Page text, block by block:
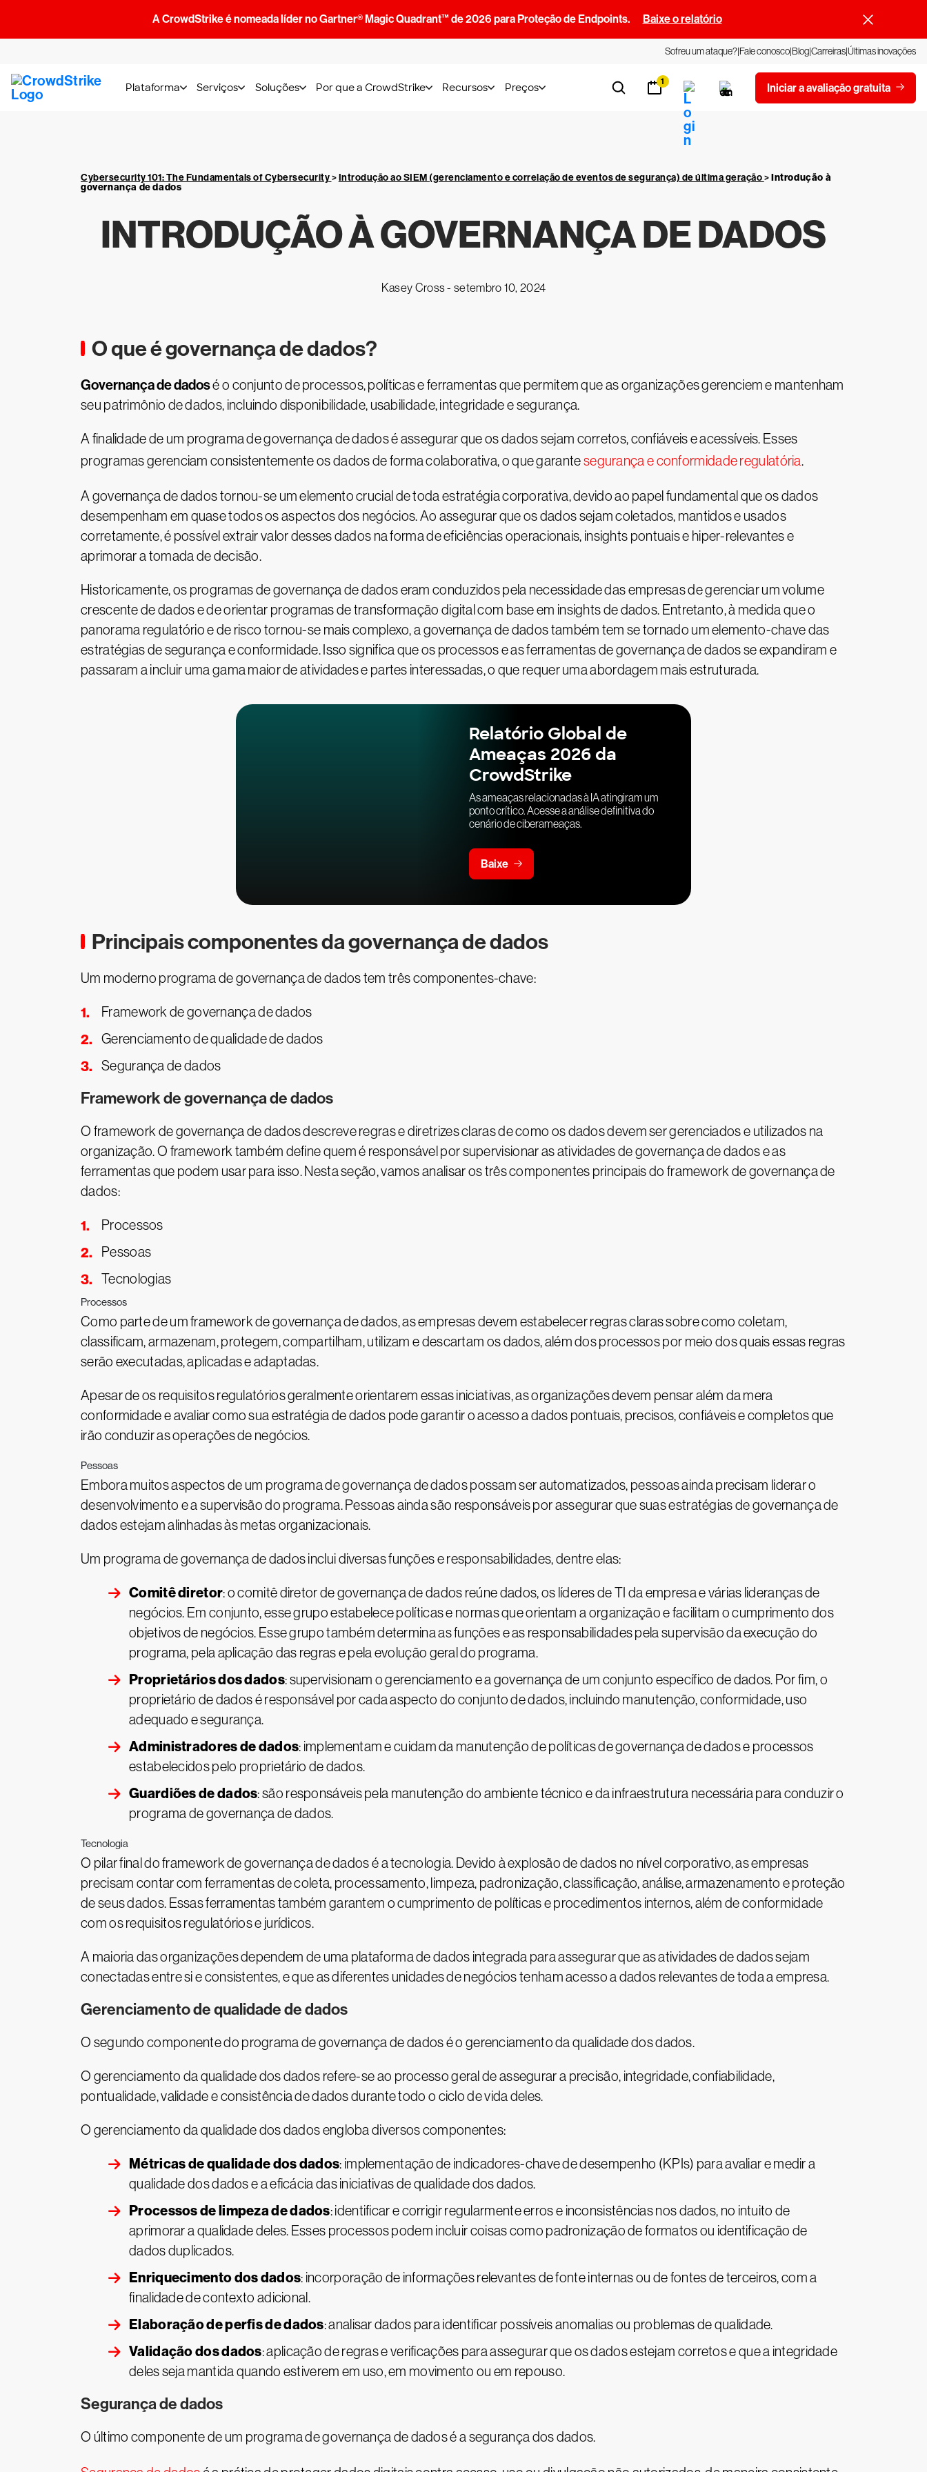
A CrowdStrike é nomeada líder no Gartner® Magic Quadrant™ de 2026 para Proteção de Endpoints. Baixe o relatório
Sofreu um ataque?Fale conoscoBlogCarreirasÚltimas inovações
Plataforma Serviços Soluções Por que a CrowdStrike Recursos Preços 1 Iniciar a avaliação gratuita
Cybersecurity 101: The Fundamentals of Cybersecurity>Introdução ao SIEM (gerenciamento e correlação de eventos de segurança) de última geração>Introdução à
governança de dados
INTRODUÇÃO À GOVERNANÇA DE DADOS
Kasey Cross -setembro 10, 2024
O que é governança de dados?
Governança de dadosé o conjunto de processos, políticas e ferramentas que permitem que as organizações gerenciem e mantenham
seu patrimônio de dados, incluindo disponibilidade, usabilidade, integridade e segurança.
A finalidade de um programa de governança de dados é assegurar que os dados sejam corretos, confiáveis e acessíveis. Esses
programas gerenciam consistentemente os dados de forma colaborativa, o que garantesegurança e conformidade regulatória.
A governança de dados tornou-se um elemento crucial de toda estratégia corporativa, devido ao papel fundamental que os dados
desempenham em quase todos os aspectos dos negócios. Ao assegurar que os dados sejam coletados, mantidos e usados
corretamente, é possível extrair valor desses dados na forma de eficiências operacionais, insights pontuais e hiper-relevantes e
aprimorar a tomada de decisão.
Historicamente, os programas de governança de dados eram conduzidos pela necessidade das empresas de gerenciar um volume
crescente de dados e de orientar programas de transformação digital com base em insights de dados. Entretanto, à medida que o
panorama regulatório e de risco tornou-se mais complexo, a governança de dados também tem se tornado um elemento-chave das
estratégias de segurança e conformidade. Isso significa que os processos e as ferramentas de governança de dados se expandiram e
passaram a incluir uma gama maior de atividades e partes interessadas, o que requer uma abordagem mais estruturada.
Relatório Global de
Ameaças 2026 da
CrowdStrike
As ameaças relacionadas à IA atingiram um
ponto crítico. Acesse a análise definitiva do
cenário de ciberameaças.
Baixe
Principais componentes da governança de dados
Um moderno programa de governança de dados tem três componentes-chave:
Framework de governança de dados
Gerenciamento de qualidade de dados
Segurança de dados
Framework de governança de dados
O framework de governança de dados descreve regras e diretrizes claras de como os dados devem ser gerenciados e utilizados na
organização. O framework também define quem é responsável por supervisionar as atividades de governança de dados e as
ferramentas que podem usar para isso. Nesta seção, vamos analisar os três componentes principais do framework de governança de
dados:
Processos
Pessoas
Tecnologias
Processos
Como parte de um framework de governança de dados, as empresas devem estabelecer regras claras sobre como coletam,
classificam, armazenam, protegem, compartilham, utilizam e descartam os dados, além dos processos por meio dos quais essas regras
serão executadas, aplicadas e adaptadas.
Apesar de os requisitos regulatórios geralmente orientarem essas iniciativas, as organizações devem pensar além da mera
conformidade e avaliar como sua estratégia de dados pode garantir o acesso a dados pontuais, precisos, confiáveis e completos que
irão conduzir as operações de negócios.
Pessoas
Embora muitos aspectos de um programa de governança de dados possam ser automatizados, pessoas ainda precisam liderar o
desenvolvimento e a supervisão do programa. Pessoas ainda são responsáveis por assegurar que suas estratégias de governança de
dados estejam alinhadas às metas organizacionais.
Um programa de governança de dados inclui diversas funções e responsabilidades, dentre elas:
Comitê diretor: o comitê diretor de governança de dados reúne dados, os líderes de TI da empresa e várias lideranças de
negócios. Em conjunto, esse grupo estabelece políticas e normas que orientam a organização e facilitam o cumprimento dos
objetivos de negócios. Esse grupo também determina as funções e as responsabilidades pela supervisão da execução do
programa, pela aplicação das regras e pela evolução geral do programa.
Proprietários dos dados: supervisionam o gerenciamento e a governança de um conjunto específico de dados. Por fim, o
proprietário de dados é responsável por cada aspecto do conjunto de dados, incluindo manutenção, conformidade, uso
adequado e segurança.
Administradores de dados: implementam e cuidam da manutenção de políticas de governança de dados e processos
estabelecidos pelo proprietário de dados.
Guardiões de dados: são responsáveis pela manutenção do ambiente técnico e da infraestrutura necessária para conduzir o
programa de governança de dados.
Tecnologia
O pilar final do framework de governança de dados é a tecnologia. Devido à explosão de dados no nível corporativo, as empresas
precisam contar com ferramentas de coleta, processamento, limpeza, padronização, classificação, análise, armazenamento e proteção
de seus dados. Essas ferramentas também garantem o cumprimento de políticas e procedimentos internos, além de conformidade
com os requisitos regulatórios e jurídicos.
A maioria das organizações dependem de uma plataforma de dados integrada para assegurar que as atividades de dados sejam
conectadas entre si e consistentes, e que as diferentes unidades de negócios tenham acesso a dados relevantes de toda a empresa.
Gerenciamento de qualidade de dados
O segundo componente do programa de governança de dados é o gerenciamento da qualidade dos dados.
O gerenciamento da qualidade dos dados refere-se ao processo geral de assegurar a precisão, integridade, confiabilidade,
pontualidade, validade e consistência de dados durante todo o ciclo de vida deles.
O gerenciamento da qualidade dos dados engloba diversos componentes:
Métricas de qualidade dos dados: implementação de indicadores-chave de desempenho (KPIs) para avaliar e medir a
qualidade dos dados e a eficácia das iniciativas de qualidade dos dados.
Processos de limpeza de dados: identificar e corrigir regularmente erros e inconsistências nos dados, no intuito de
aprimorar a qualidade deles. Esses processos podem incluir coisas como padronização de formatos ou identificação de
dados duplicados.
Enriquecimento dos dados: incorporação de informações relevantes de fonte internas ou de fontes de terceiros, com a
finalidade de contexto adicional.
Elaboração de perfis de dados: analisar dados para identificar possíveis anomalias ou problemas de qualidade.
Validação dos dados: aplicação de regras e verificações para assegurar que os dados estejam corretos e que a integridade
deles seja mantida quando estiverem em uso, em movimento ou em repouso.
Segurança de dados
O último componente de um programa de governança de dados é a segurança dos dados.